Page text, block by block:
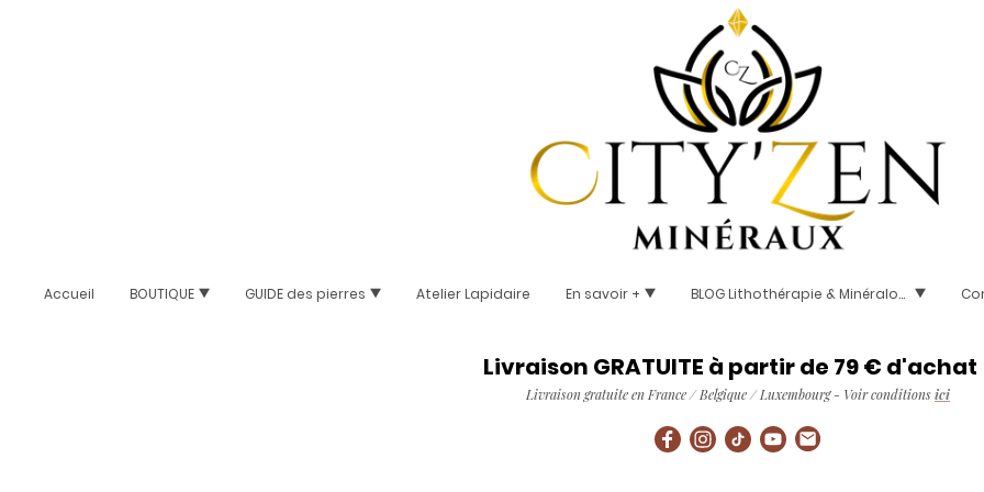
Accueil BOUTIQUE GUIDE des pierres Atelier Lapidaire En savoir + BLOG Lithothérapie & Minéralogie
Livraison GRATUITE à partir de 79 € d'achat
Livraison gratuite en France / Belgique / Luxembourg - Voir conditionsici